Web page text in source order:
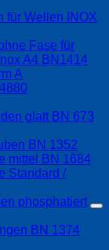
für Wellen INOX
Fase für
A4 BN1414
A
glatt BN 673
BN 1352
mittel BN 1684
Standard /
phosphatiert
BN 1374